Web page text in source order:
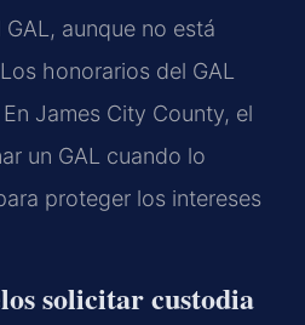
aunque no está
honorarios del GAL
James City County, el
un GAL cuando lo
proteger los intereses
solicitar custodia